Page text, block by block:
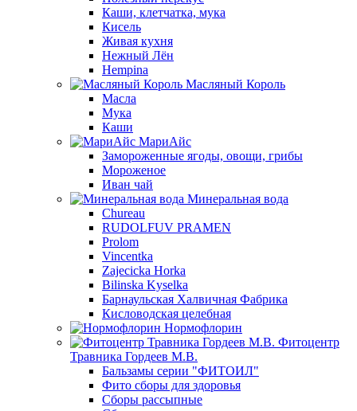
Каши, клетчатка, мука
Кисель
Живая кухня
Нежный Лён
Hempina
Масляный Король
Масла
Мука
Каши
МариАйс
Замороженные ягоды, овощи, грибы
Мороженое
Иван чай
Минеральная вода
Chureau
RUDOLFUV PRAMEN
Prolom
Vincentka
Zajecicka Horka
Bilinska Kyselka
Барнаульская Халвичная Фабрика
Кисловодская целебная
Нормофлорин
Фитоцентр
Травника Гордеев М.В.
Бальзамы серии "ФИТОИЛ"
Фито сборы для здоровья
Сборы рассыпные